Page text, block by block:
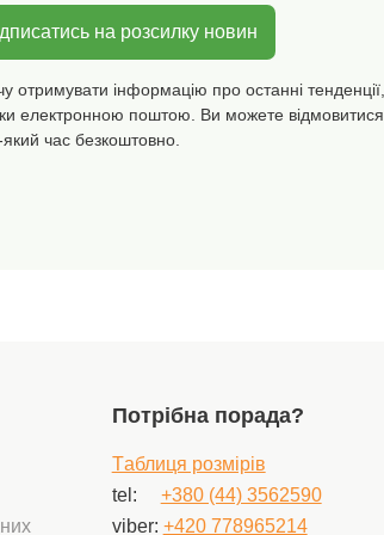
на розсилку новин
отримувати інформацію про останні
електронною поштою. Ви можете відмовитися
час безкоштовно.
Потрібна порада?
Tаблиця розмірів
tel:
+380 (44) 3562590
viber: +420 778965214